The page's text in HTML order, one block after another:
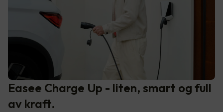
Easee Charge Up - liten, smart og full
av kraft.